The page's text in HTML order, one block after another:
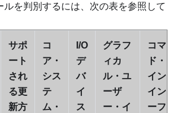
ルを判別するには、次の表を参照して
サポ
ート
され
る更
新方
コ
ア・
シス
テ
ム・
I/O
デ
バ
イ
ス
グラフ
ィカ
ル・ユ
ーザ
ー・イ
コマン
ド・ラ
イン・
インタ
ーフェ